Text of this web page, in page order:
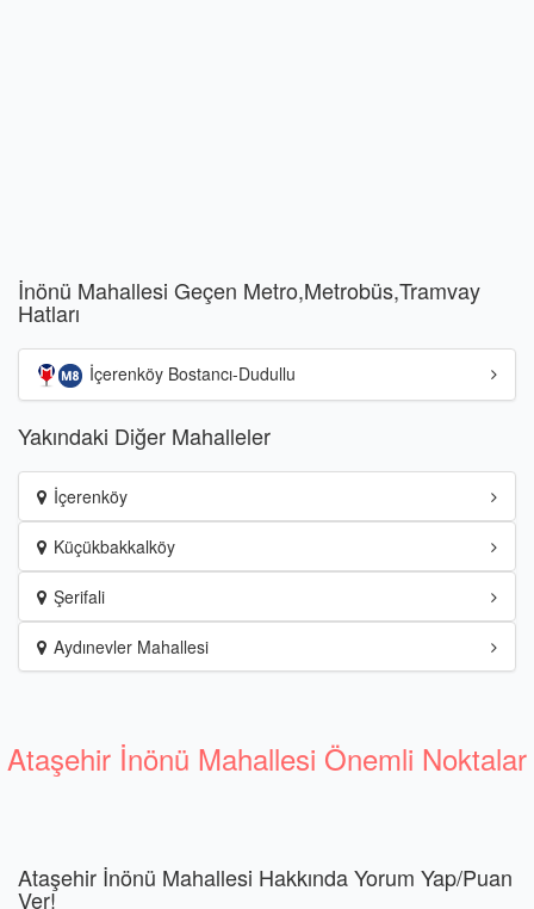
İnönü Mahallesi Geçen Metro,Metrobüs,Tramvay
Hatları
İçerenköy Bostancı-Dudullu
Yakındaki Diğer Mahalleler
İçerenköy
Küçükbakkalköy
Şerifali
Aydınevler Mahallesi
Ataşehir İnönü Mahallesi Önemli Noktalar
Ataşehir İnönü Mahallesi Hakkında Yorum Yap/Puan
Ver!